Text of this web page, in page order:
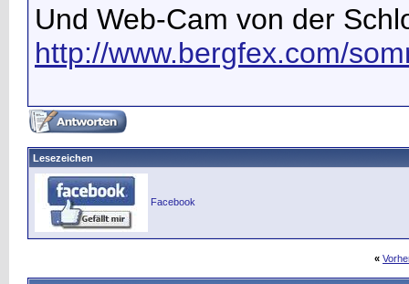
Und Web-Cam von der
http://www.bergfex.com/
Lesezeichen
Facebook
«